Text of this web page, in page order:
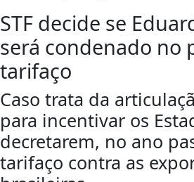
STF decide se
será condenado no
tarifaço
Caso trata da
para incentivar os
decretarem, no ano
tarifaço contra as